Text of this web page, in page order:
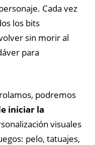
Cada vez
los bits
sin morir al
para
podremos
iniciar la
visuales
pelo, tatuajes,